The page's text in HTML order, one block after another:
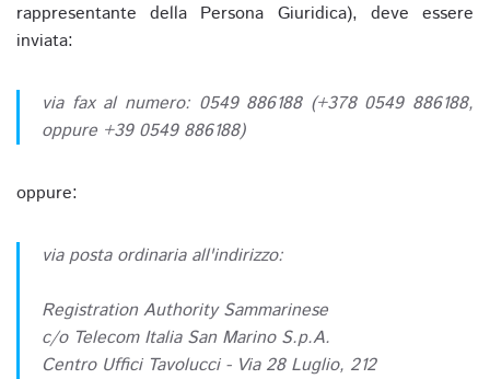
rappresentante della Persona Giuridica), deve essere
inviata:
via fax al numero: 0549 886188 (+378 0549 886188,
oppure +39 0549 886188)
oppure:
via posta ordinaria all'indirizzo:
Registration Authority Sammarinese
c/o Telecom Italia San Marino S.p.A.
Centro Uffici Tavolucci - Via 28 Luglio, 212